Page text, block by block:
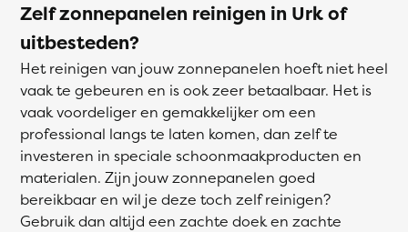
Zelf zonnepanelen reinigen in Urk of
uitbesteden?
Het reinigen van jouw zonnepanelen hoeft niet heel
vaak te gebeuren en is ook zeer betaalbaar. Het is
vaak voordeliger en gemakkelijker om een
professional langs te laten komen, dan zelf te
investeren in speciale schoonmaakproducten en
materialen. Zijn jouw zonnepanelen goed
bereikbaar en wil je deze toch zelf reinigen?
Gebruik dan altijd een zachte doek en zachte